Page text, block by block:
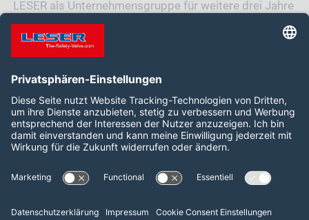
LESER als Unternehmensgruppe für weitere drei Jahre
nach ASME zertifiziert. Die beiden Produktgruppen
API und High Efficiency sind für weitere sechs Jahre
nach ASME zugelassen.
Folgen Sie uns auf:
LinkedIn YouTube